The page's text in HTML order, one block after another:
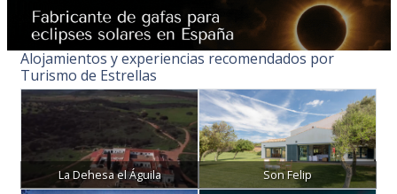
Alojamientos y experiencias recomendados por
Turismo de Estrellas
La Dehesa el Águila Son Felip